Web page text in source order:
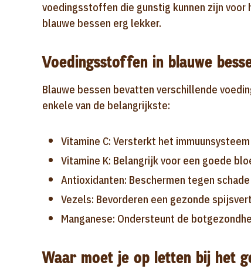
voedingsstoffen die gunstig kunnen zijn voor
blauwe bessen erg lekker.
Voedingsstoffen in blauwe
Blauwe bessen bevatten verschillende
enkele van de belangrijkste:
Vitamine C: Versterkt het
Vitamine K: Belangrijk voor een goede
Antioxidanten: Beschermen tegen
Vezels: Bevorderen een gezonde
Manganese: Ondersteunt de
Waar moet je op letten bij het